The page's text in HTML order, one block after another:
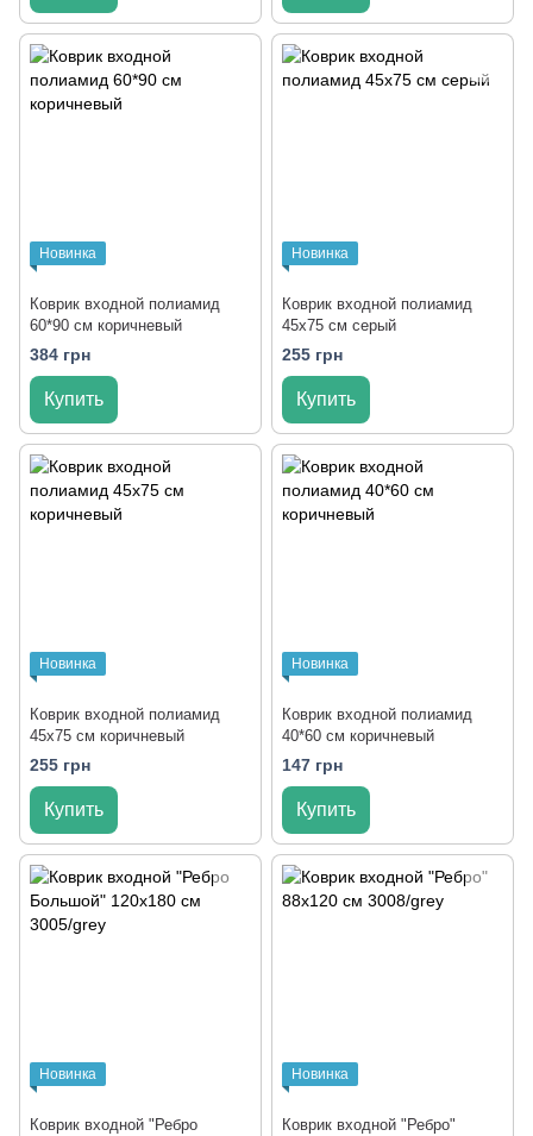
Новинка
Коврик входной полиамид
60*90 см коричневый
384 грн
Купить
Новинка
Коврик входной полиамид
45x75 см серый
255 грн
Купить
Новинка
Коврик входной полиамид
45x75 см коричневый
255 грн
Купить
Новинка
Коврик входной полиамид
40*60 см коричневый
147 грн
Купить
Новинка
Коврик входной "Ребро
Новинка
Коврик входной "Ребро"